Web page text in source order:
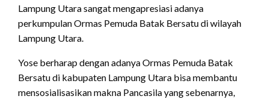
Lampung Utara sangat mengapresiasi adanya
perkumpulan Ormas Pemuda Batak Bersatu di wilayah
Lampung Utara.
Yose berharap dengan adanya Ormas Pemuda Batak
Bersatu di kabupaten Lampung Utara bisa membantu
mensosialisasikan makna Pancasila yang sebenarnya,